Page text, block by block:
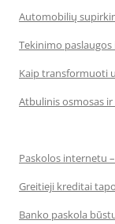
Automobilių
Tekinimo
Kaip transformuoti
Atbulinis osmosas ir
Paskolos internetu
Greitieji kreditai
Banko paskola